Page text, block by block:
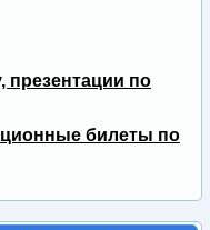
презентации по
билеты по